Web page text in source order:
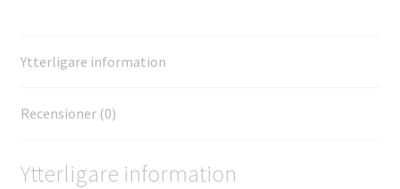
Ytterligare information
Recensioner (0)
Ytterligare information